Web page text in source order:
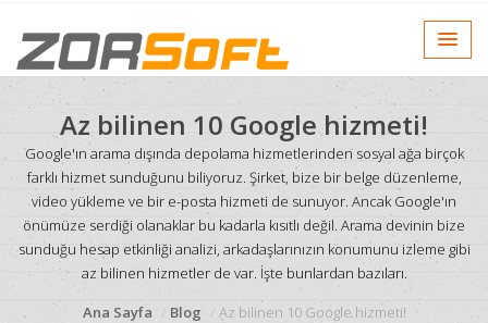
Az bilinen 10 Google hizmeti!
Google'ın arama dışında depolama hizmetlerinden sosyal ağa birçok
farklı hizmet sunduğunu biliyoruz. Şirket, bize bir belge düzenleme,
video yükleme ve bir e-posta hizmeti de sunuyor. Ancak Google'ın
önümüze serdiği olanaklar bu kadarla kısıtlı değil. Arama devinin bize
sunduğu hesap etkinliği analizi, arkadaşlarınızın konumunu izleme gibi
az bilinen hizmetler de var. İşte bunlardan bazıları.
Ana Sayfa
Blog Az bilinen 10 Google hizmeti!